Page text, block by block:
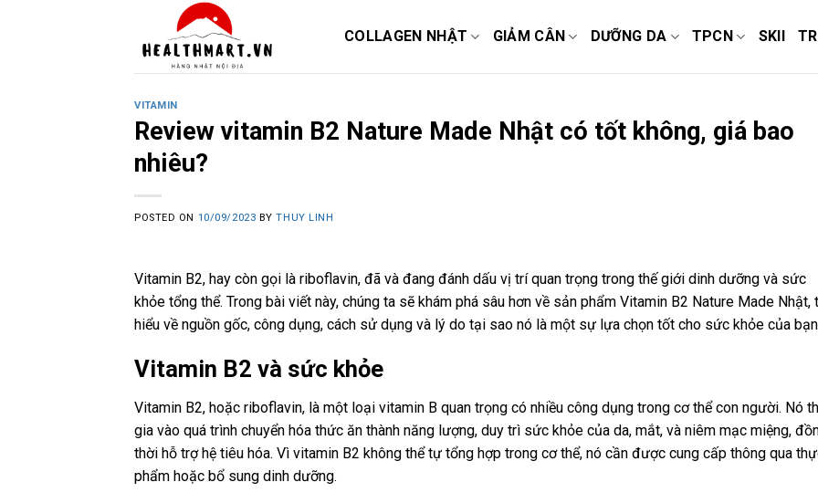
COLLAGEN NHẬT GIẢM CÂN DƯỠNG DA TPCN SKII
VITAMIN
Review vitamin B2 Nature Made Nhật có tốt không, giá bao
nhiêu?
POSTED ON 10/09/2023 BYTHUY LINH
Vitamin B2, hay còn gọi là riboflavin, đã và đang đánh dấu vị trí quan trọng trong thế giới dinh dưỡng và sức
khỏe tổng thể. Trong bài viết này, chúng ta sẽ khám phá sâu hơn về sản phẩm Vitamin B2 Nature Made Nhật,
hiểu về nguồn gốc, công dụng, cách sử dụng và lý do tại sao nó là một sự lựa chọn tốt cho sức khỏe của
Vitamin B2 và sức khỏe
Vitamin B2, hoặc riboflavin, là một loại vitamin B quan trọng có nhiều công dụng trong cơ thể con người. Nó
gia vào quá trình chuyển hóa thức ăn thành năng lượng, duy trì sức khỏe của da, mắt, và niêm mạc miệng,
thời hỗ trợ hệ tiêu hóa. Vì vitamin B2 không thể tự tổng hợp trong cơ thể, nó cần được cung cấp thông qua
phẩm hoặc bổ sung dinh dưỡng.